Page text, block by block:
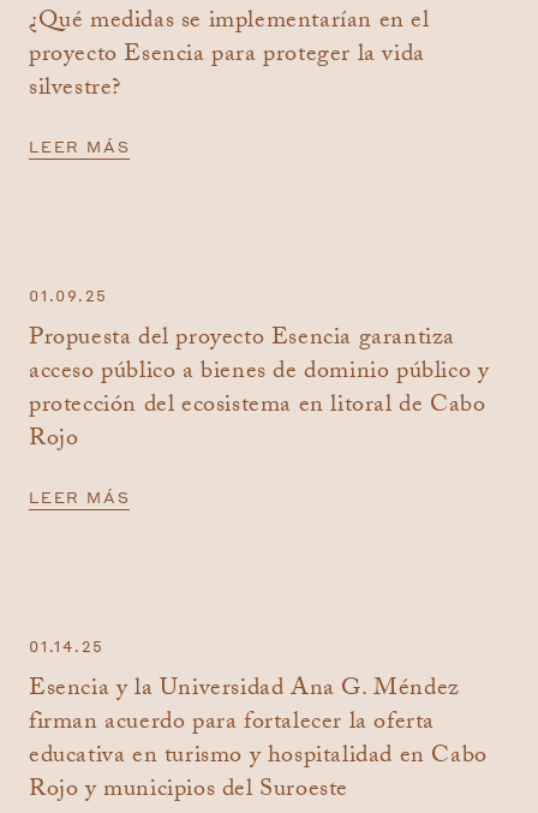
¿Qué medidas se implementarían en el
proyecto Esencia para proteger la vida
silvestre?
LEER MÁS
01.09.25
Propuesta del proyecto Esencia garantiza
acceso público a bienes de dominio público y
protección del ecosistema en litoral de Cabo
Rojo
LEER MÁS
01.14.25
Esencia y la Universidad Ana G. Méndez
firman acuerdo para fortalecer la oferta
educativa en turismo y hospitalidad en Cabo
Rojo y municipios del Suroeste